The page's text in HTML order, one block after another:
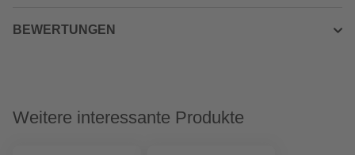
BEWERTUNGEN
Weitere interessante Produkte